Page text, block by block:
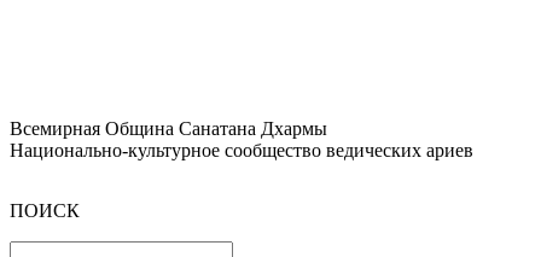
Всемирная Община Санатана Дхармы
Национально-культурное сообщество ведических ариев
ПОИСК